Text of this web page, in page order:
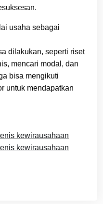
usaha sebagai
dilakukan, seperti riset
mencari modal, dan
bisa mengikuti
untuk mendapatkan
kewirausahaan
kewirausahaan